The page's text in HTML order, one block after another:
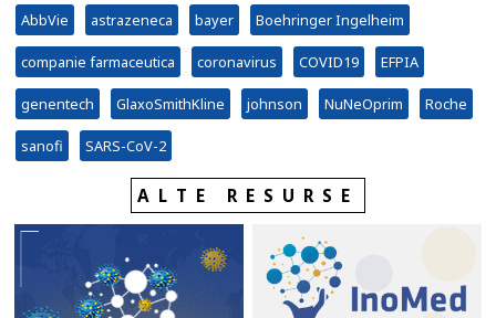
AbbVie astrazeneca bayer Boehringer Ingelheim
companie farmaceutica coronavirus COVID19 EFPIA
genentech GlaxoSmithKline johnson NuNeOprim Roche
sanofi SARS-CoV-2
ALTE RESURSE